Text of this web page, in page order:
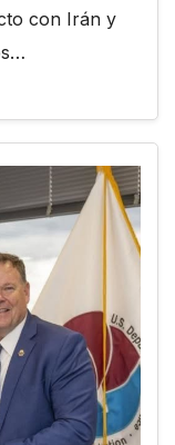
con Irán y